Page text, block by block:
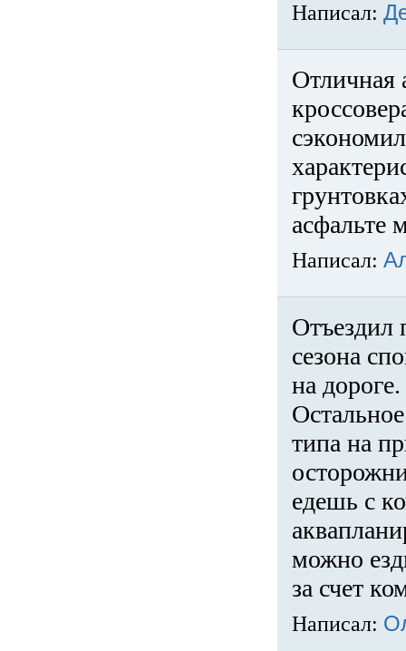
Написал:
Отличная
асфальте
Написал:
Отъездил
сезона
на
типа на
едешь с
можно
за счет
Написал: